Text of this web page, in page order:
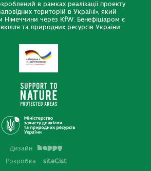
в рамках реалізації проекту
територій в Україні», який
Німеччини через KfW. Бенефіціаром є
та природних ресурсів України.
Дизайн
Розробка
siteGist